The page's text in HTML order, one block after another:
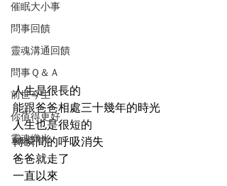
催眠大小事
問事回饋
靈魂溝通回饋
問事Ｑ＆Ａ
前世今生
你值得更好
靈魂織光
人生是很長的
能跟爸爸相處三十幾年的時光
人生也是很短的
轉瞬間的呼吸消失
爸爸就走了
一直以來